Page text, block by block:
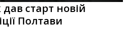
старт новій
Полтави